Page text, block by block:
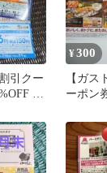
引クー
ド
¥300
【ガス
ーポン